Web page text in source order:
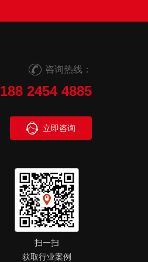
咨询热线：
188 2454 4885
立即咨询
扫一扫
获取行业案例